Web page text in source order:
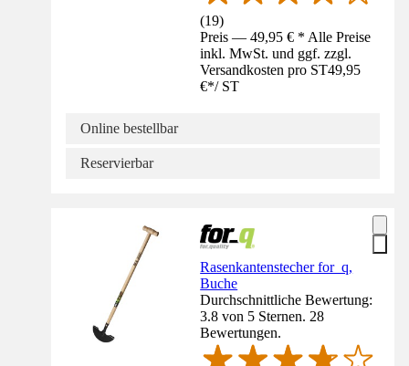
(19)
Preis — 49,95 € * Alle Preise
inkl. MwSt. und ggf. zzgl.
Versandkosten pro ST49,95
€*/ ST
Online bestellbar
Reservierbar
Rasenkantenstecher for_q,
Buche
Durchschnittliche Bewertung:
3.8 von 5 Sternen. 28
Bewertungen.